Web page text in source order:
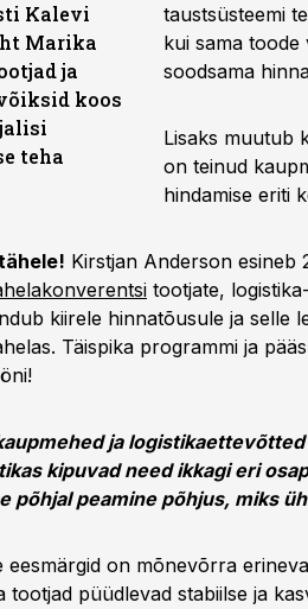
Kalevi
Marika
ja
koos
teha
taustsüsteemi
kui sama toode
soodsama
Lisaks muutub
on teinud
hindamise eriti
Kirstjan Anderson esineb
tootjate,
kiirele hinnatõusule ja selle
Täispika programmi ja
ja
kipuvad need ikkagi eri
põhjal peamine põhjus, miks
eesmärgid on mõnevõrra
tootjad püüdlevad stabiilse ja